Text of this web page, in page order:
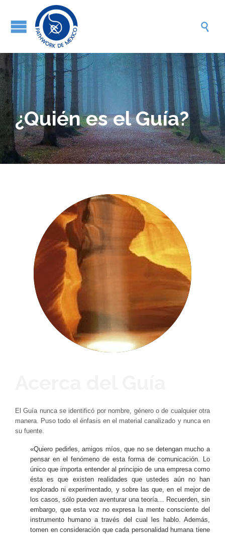

¿Quién es el Guía?
El Guía nunca se identificó por nombre, género o de cualquier otra
manera. Puso todo el énfasis en el material canalizado y nunca en
su fuente.
«Quiero pedirles, amigos míos, que no se detengan mucho a
pensar en el fenómeno de esta forma de comunicación. Lo
único que importa entender al principio de una empresa como
ésta es que existen realidades que ustedes aún no han
explorado ni experimentado, y sobre las que, en el mejor de
los casos, sólo pueden aventurar una teoría… Recuerden, sin
embargo, que esta voz no expresa la mente consciente del
instrumento humano a través del cual les hablo. Además,
tomen en consideración que cada personalidad humana tiene